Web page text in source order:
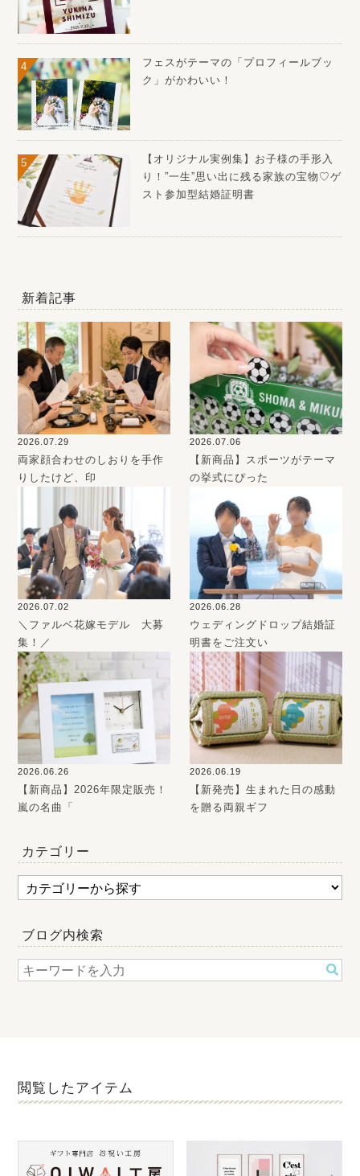
フェスがテーマの「プロフィールブッ
ク」がかわいい！
【オリジナル実例集】お子様の手形入
り！”一生”思い出に残る家族の宝物♡ゲ
スト参加型結婚証明書
新着記事
2026.07.29
両家顔合わせのしおりを手作
りしたけど、印
2026.07.06
【新商品】スポーツがテーマ
の挙式にぴった
2026.07.02
＼ファルベ花嫁モデル 大募
集！／
2026.06.28
ウェディングドロップ結婚証
明書をご注文い
2026.06.26
【新商品】2026年限定販売！
嵐の名曲「
2026.06.19
【新発売】生まれた日の感動
を贈る両親ギフ
カテゴリー
ブログ内検索
閲覧したアイテム